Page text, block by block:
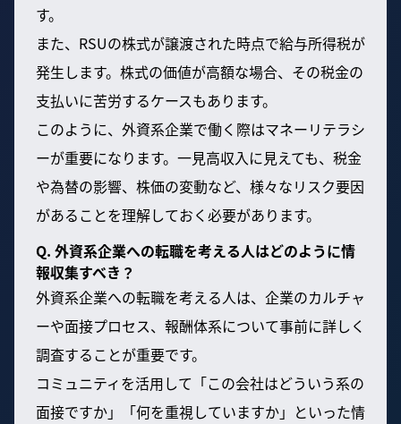
す。
また、RSUの株式が譲渡された時点で給与所得税が
発生します。株式の価値が高額な場合、その税金の
支払いに苦労するケースもあります。
このように、外資系企業で働く際はマネーリテラシ
ーが重要になります。一見高収入に見えても、税金
や為替の影響、株価の変動など、様々なリスク要因
があることを理解しておく必要があります。
Q. 外資系企業への転職を考える人はどのように情
報収集すべき？
外資系企業への転職を考える人は、企業のカルチャ
ーや面接プロセス、報酬体系について事前に詳しく
調査することが重要です。
コミュニティを活用して「この会社はどういう系の
面接ですか」「何を重視していますか」といった情